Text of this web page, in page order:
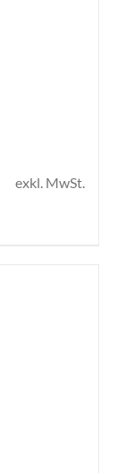
exkl. MwSt.